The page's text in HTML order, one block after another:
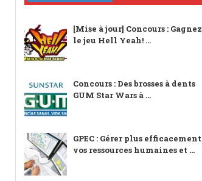
[Mise à jour] Concours : Gagnez
le jeu Hell Yeah! ...
Concours : Des brosses à dents
GUM Star Wars à ...
GPEC : Gérer plus efficacement
vos ressources humaines et ...